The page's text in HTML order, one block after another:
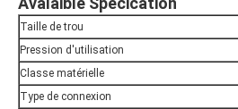
Taille de trou
Pression d'utilisation
Classe matérielle
Type de connexion